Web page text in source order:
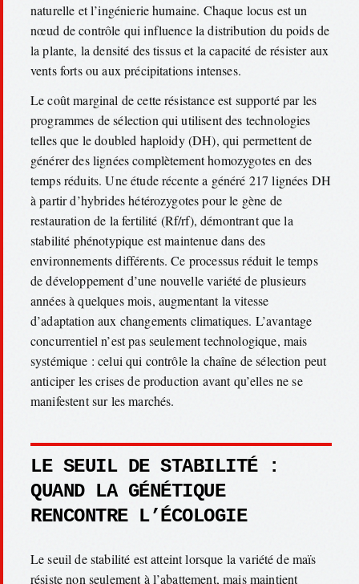
naturelle et l’ingénierie humaine. Chaque locus est un
nœud de contrôle qui influence la distribution du poids de
la plante, la densité des tissus et la capacité de résister aux
vents forts ou aux précipitations intenses.
Le coût marginal de cette résistance est supporté par les
programmes de sélection qui utilisent des technologies
telles que le doubled haploidy (DH), qui permettent de
générer des lignées complètement homozygotes en des
temps réduits. Une étude récente a généré 217 lignées DH
à partir d’hybrides hétérozygotes pour le gène de
restauration de la fertilité (Rf/rf), démontrant que la
stabilité phénotypique est maintenue dans des
environnements différents. Ce processus réduit le temps
de développement d’une nouvelle variété de plusieurs
années à quelques mois, augmentant la vitesse
d’adaptation aux changements climatiques. L’avantage
concurrentiel n’est pas seulement technologique, mais
systémique : celui qui contrôle la chaîne de sélection peut
anticiper les crises de production avant qu’elles ne se
manifestent sur les marchés.
LE SEUIL DE STABILITÉ :
QUAND LA GÉNÉTIQUE
RENCONTRE L’ÉCOLOGIE
Le seuil de stabilité est atteint lorsque la variété de maïs
résiste non seulement à l’abattement, mais maintient